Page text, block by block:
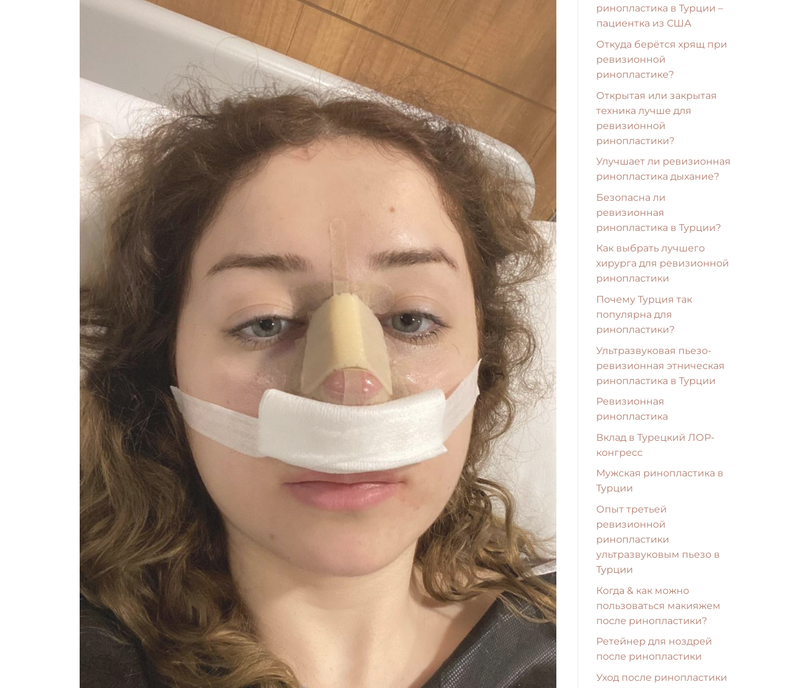
ринопластика в Турции –
пациентка из США
Откуда берётся хрящ при
ревизионной
ринопластике?
Открытая или закрытая
техника лучше для
ревизионной
ринопластики?
Улучшает ли ревизионная
ринопластика дыхание?
Безопасна ли
ревизионная
ринопластика в Турции?
Как выбрать лучшего
хирурга для ревизионной
ринопластики
Почему Турция так
популярна для
ринопластики?
Ультразвуковая пьезо-
ревизионная этническая
ринопластика в Турции
Ревизионная
ринопластика
Вклад в Турецкий ЛОР-
конгресс
Мужская ринопластика в
Турции
Опыт третьей
ревизионной
ринопластики
ультразвуковым пьезо в
Турции
Когда & как можно
пользоваться макияжем
после ринопластики?
Ретейнер для ноздрей
после ринопластики
Уход после ринопластики